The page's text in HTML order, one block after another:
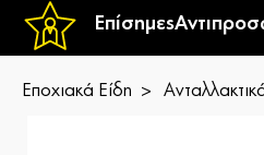
Επίσημες
Εποχιακά Είδη